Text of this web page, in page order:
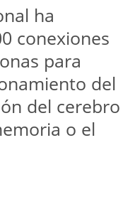
ha
conexiones
para
del
del cerebro
o el